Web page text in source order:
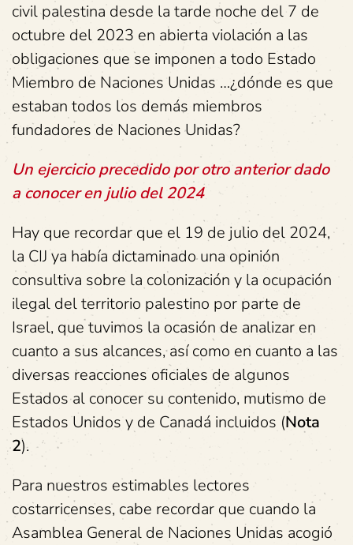
civil palestina desde la tarde noche del 7 de
octubre del 2023 en abierta violación a las
obligaciones que se imponen a todo Estado
Miembro de Naciones Unidas …¿dónde es que
estaban todos los demás miembros
fundadores de Naciones Unidas?
Un ejercicio precedido por otro anterior dado
a conocer en julio del 2024
Hay que recordar que el 19 de julio del 2024,
la CIJ ya había dictaminado una opinión
consultiva sobre la colonización y la ocupación
ilegal del territorio palestino por parte de
Israel, que tuvimos la ocasión de analizar en
cuanto a sus alcances, así como en cuanto a las
diversas reacciones oficiales de algunos
Estados al conocer su contenido, mutismo de
Estados Unidos y de Canadá incluidos (Nota
2).
Para nuestros estimables lectores
costarricenses, cabe recordar que cuando la
Asamblea General de Naciones Unidas acogió